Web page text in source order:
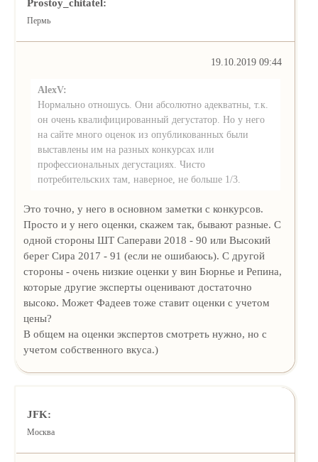
Prostoy_chitatel:
Пермь
19.10.2019 09:44
AlexV:
Нормально отношусь. Они абсолютно адекватны, т.к.
он очень квалифицированный дегустатор. Но у него
на сайте много оценок из опубликованных были
выставлены им на разных конкурсах или
профессиональных дегустациях. Чисто
потребительских там, наверное, не больше 1/3.
Это точно, у него в основном заметки с конкурсов.
Просто и у него оценки, скажем так, бывают разные. С
одной стороны ШТ Саперави 2018 - 90 или Высокий
берег Сира 2017 - 91 (если не ошибаюсь). С другой
стороны - очень низкие оценки у вин Бюрнье и Репина,
которые другие эксперты оценивают достаточно
высоко. Может Фадеев тоже ставит оценки с учетом
цены?
В общем на оценки экспертов смотреть нужно, но с
учетом собственного вкуса.)
JFK:
Москва